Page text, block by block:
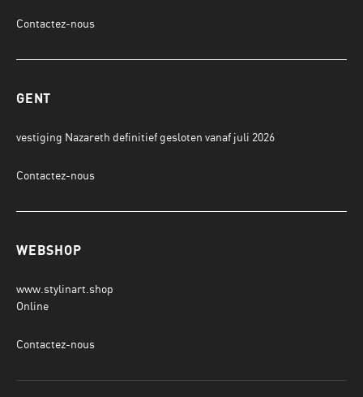
Contactez-nous
GENT
vestiging Nazareth definitief gesloten vanaf juli 2026
Contactez-nous
WEBSHOP
www.stylinart.shop
Online
Contactez-nous